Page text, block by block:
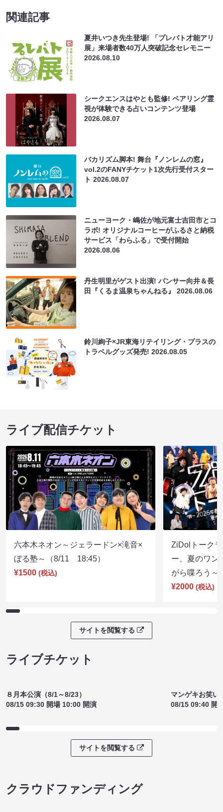
関連記事
夏井いつき先生登場! 「プレバト才能アリ
展」来場者数40万人突破記念セレモニー
2026.08.10
シークエンスはやとも監修! ペアリング霊
視が体験できる占いコンテンツ登場
2026.08.07
バカリズム脚本! 舞台『ノンレムの窓』
vol.2のFANYチケット1次先行受付スター
ト2026.08.07
ニューヨーク・嶋佐が地元富士吉田市とコ
ラボ! オリジナルコーヒーがふるさと納税
サービス「わらふる」で受付開始
2026.08.06
丹生明里がゲスト出演! パンサー向井＆長
田『くるま温泉ちゃんねる』2026.08.06
鈴川絢子×JR東海リテイリング・プラスの
トラベルグッズ発売!2026.08.05
ライブ配信チケット
六本木ネオン～ジェラードン×滝音×
ぼる塾～（8/11 18:45）
¥1500 (税込)
ZiDolトーク
ー、夏のワン
がら喋ろう
¥2000 (税込)
サイトを閲覧する
ライブチケット
08/15 09:30 開場 10:00 開演